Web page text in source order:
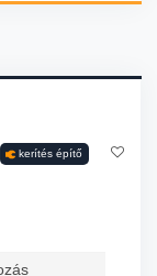
kerítés építő